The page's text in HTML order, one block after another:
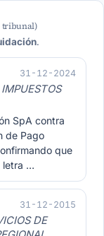
tribunal)
.
31-12-2024
SpA contra
de Pago
que
letra …
31-12-2015
DE